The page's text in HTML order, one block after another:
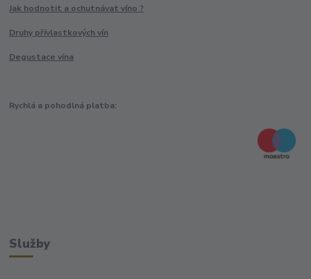
Jak hodnotit a ochutnávat víno ?
Druhy přívlastkových vín
Degustace vína
Rychlá a pohodlná platba:
Služby